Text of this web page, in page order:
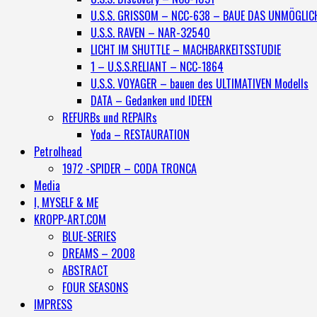
U.S.S. GRISSOM – NCC-638 – BAUE DAS
U.S.S. RAVEN – NAR-32540
LICHT IM SHUTTLE – MACHBARKEITSSTUDIE
1 – U.S.S.RELIANT – NCC-1864
U.S.S. VOYAGER – bauen des ULTIMATIVEN Modells
DATA – Gedanken und IDEEN
REFURBs und REPAIRs
Yoda – RESTAURATION
Petrolhead
1972 -SPIDER – CODA TRONCA
Media
I, MYSELF & ME
KROPP-ART.COM
BLUE-SERIES
DREAMS – 2008
ABSTRACT
FOUR SEASONS
IMPRESS